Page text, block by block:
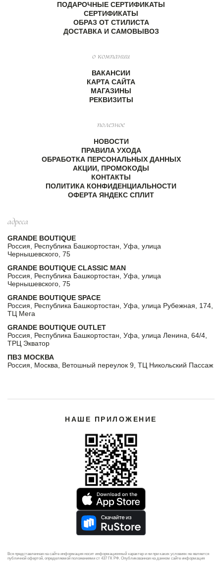
ПОДАРОЧНЫЕ СЕРТИФИКАТЫ
СЕРТИФИКАТЫ
ОБРАЗ ОТ СТИЛИСТА
ДОСТАВКА И САМОВЫВОЗ
о компании
ВАКАНСИИ
КАРТА САЙТА
МАГАЗИНЫ
РЕКВИЗИТЫ
полезное
НОВОСТИ
ПРАВИЛА УХОДА
ОБРАБОТКА ПЕРСОНАЛЬНЫХ ДАННЫХ
АКЦИИ, ПРОМОКОДЫ
КОНТАКТЫ
ПОЛИТИКА КОНФИДЕНЦИАЛЬНОСТИ
ОФЕРТА ЯНДЕКС СПЛИТ
адреса
GRANDE BOUTIQUE
Россия, Республика Башкортостан, Уфа, улица
Чернышевского, 75
GRANDE BOUTIQUE CLASSIC MAN
Россия, Республика Башкортостан, Уфа, улица
Чернышевского, 75
GRANDE BOUTIQUE SPACE
Россия, Республика Башкортостан, Уфа, улица Рубежная, 174,
ТЦ Мега
GRANDE BOUTIQUE OUTLET
Россия, Республика Башкортостан, Уфа, улица Ленина, 64/4,
ТРЦ Экватор
ПВЗ МОСКВА
Россия, Москва, Ветошный переулок 9, ТЦ Никольский Пассаж
НАШЕ ПРИЛОЖЕНИЕ
Вся представленная на сайте информация носит информационный характер и ни при каких условиях не является
публичной офертой, определяемой положениями ст 437 ГК РФ. Опубликованная на данном сайте информация